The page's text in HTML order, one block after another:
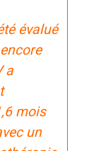
évalué
a
mois
un